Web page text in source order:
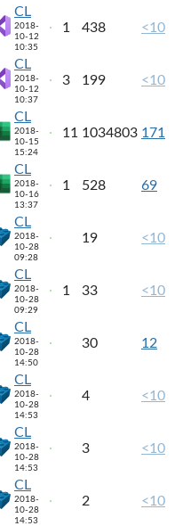
CL
2018-
10-12
10:35
1 438 <10
CL
2018-
10-12
10:37
3 199 <10
CL
2018-
10-15
15:24
11 1034803 171
CL
2018-
10-16
13:37
1 528 69
CL
2018-
10-28
09:28
19 <10
CL
2018-
10-28
09:29
1 33 <10
CL
2018-
10-28
14:50
30 12
CL
2018-
10-28
14:53
4 <10
CL
2018-
10-28
14:53
3 <10
CL
2018-
10-28
14:53
2 <10